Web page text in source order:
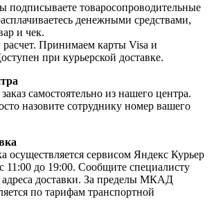
товаросопроводительные
денежными средствами,
и чек.
Принимаем карты Visa и
при курьерской доставке.
самостоятельно из нашего центра.
назовите сотруднику номер вашего
осуществляется сервисом Яндекс Курьер
до 19:00. Сообщите специалисту
доставки. За пределы МКАД
по тарифам транспортной